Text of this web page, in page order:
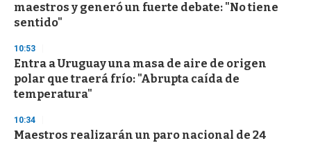
maestros y generó un fuerte debate: "No tiene
sentido"
10:53
Entra a Uruguay una masa de aire de origen
polar que traerá frío: "Abrupta caída de
temperatura"
10:34
Maestros realizarán un paro nacional de 24